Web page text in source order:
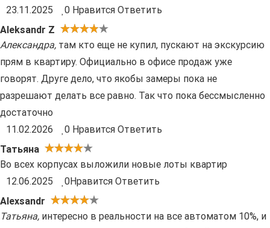
23.11.2025
0 Нравится Ответить
Aleksandr Z
Александра, там кто еще не купил, пускают на экскурсию
прям в квартиру. Официально в офисе продаж уже
говорят. Друге дело, что якобы замеры пока не
разрешают делать все равно. Так что пока бессмысленно
достаточно
11.02.2026
0 Нравится Ответить
Татьяна
Во всех корпусах выложили новые лоты квартир
12.06.2025
0Нравится Ответить
Alexsandr
Татьяна, интересно в реальности на все автоматом 10%, и